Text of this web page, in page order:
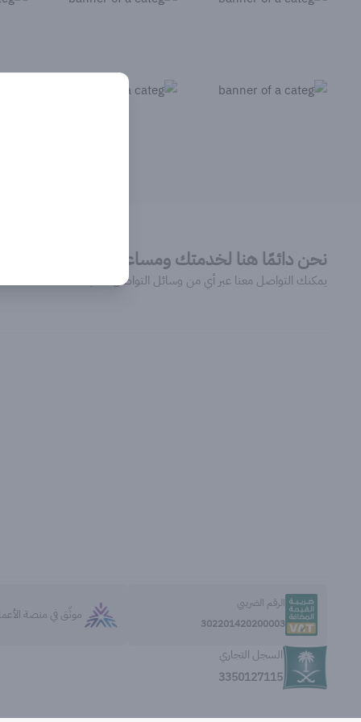
نحن دائمًا هنا لخدمتك ومساعدتك
يمكنك التواصل معنا عبر أي من وسائل التواصل التالية:
الرقم الضريبي
302201420200003
موثّق في منصة
السجل التجاري
3350127115